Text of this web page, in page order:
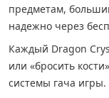
предметам,
надежно через
Каждый Dragon
или «бросить
системы гача игры.